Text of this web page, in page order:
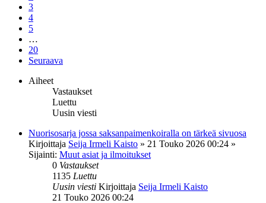
3
4
5
…
20
Seuraava
Aiheet
Vastaukset
Luettu
Uusin viesti
Nuorisosarja jossa saksanpaimenkoiralla on tärkeä sivuosa
Kirjoittaja Seija Irmeli Kaisto » 21 Touko 2026 00:24 »
Sijainti: Muut asiat ja ilmoitukset
0 Vastaukset
1135 Luettu
Uusin viesti Kirjoittaja Seija Irmeli Kaisto
21 Touko 2026 00:24